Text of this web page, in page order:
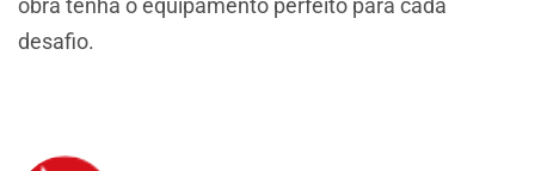
obra tenha o equipamento perfeito para cada
desafio.